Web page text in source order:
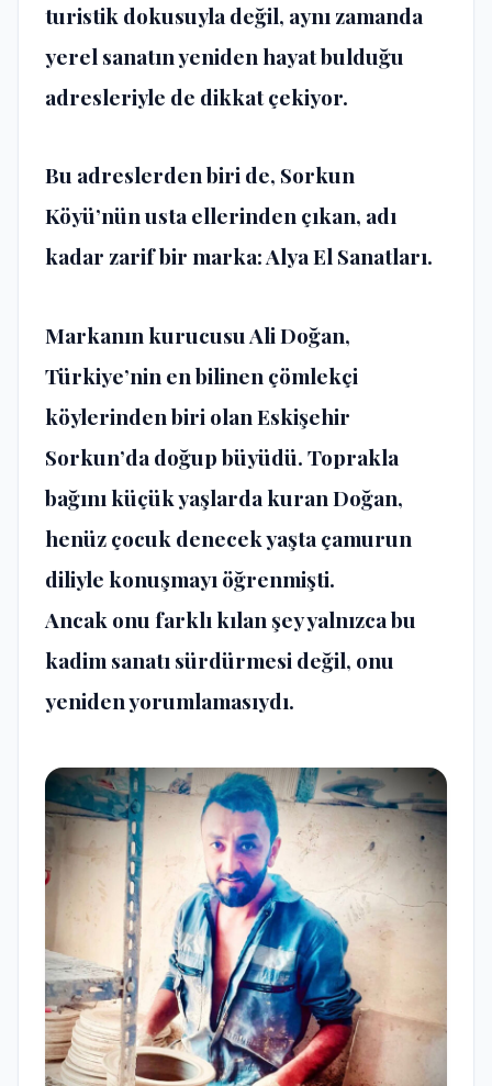
turistik dokusuyla değil, aynı zamanda
yerel sanatın yeniden hayat bulduğu
adresleriyle de dikkat çekiyor.
Bu adreslerden biri de, Sorkun
Köyü’nün usta ellerinden çıkan, adı
kadar zarif bir marka: Alya El Sanatları.
Markanın kurucusu Ali Doğan,
Türkiye’nin en bilinen çömlekçi
köylerinden biri olan Eskişehir
Sorkun’da doğup büyüdü. Toprakla
bağını küçük yaşlarda kuran Doğan,
henüz çocuk denecek yaşta çamurun
diliyle konuşmayı öğrenmişti.
Ancak onu farklı kılan şey yalnızca bu
kadim sanatı sürdürmesi değil, onu
yeniden yorumlamasıydı.